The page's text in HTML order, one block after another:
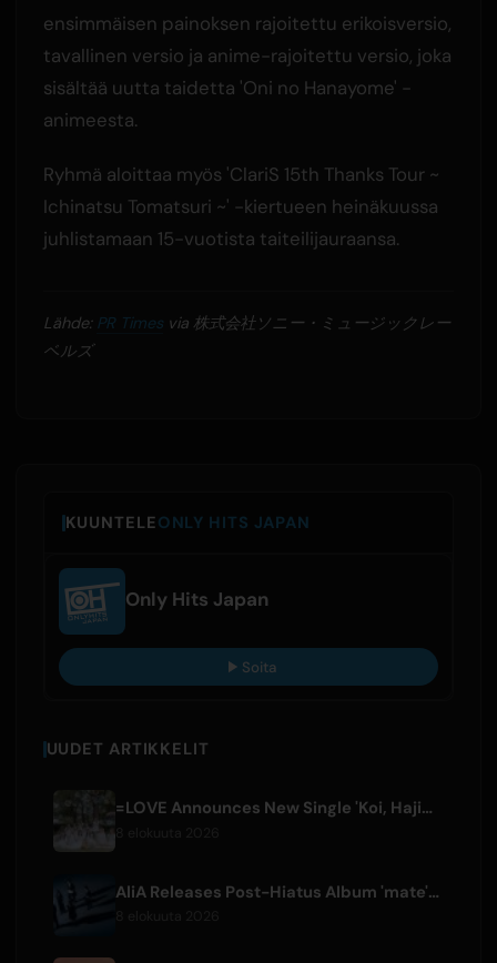
ensimmäisen painoksen rajoitettu erikoisversio,
tavallinen versio ja anime-rajoitettu versio, joka
sisältää uutta taidetta 'Oni no Hanayome' -
animeesta.
Ryhmä aloittaa myös 'ClariS 15th Thanks Tour ~
Ichinatsu Tomatsuri ~' -kiertueen heinäkuussa
juhlistamaan 15-vuotista taiteilijauraansa.
Lähde: PR Timesvia 株式会社ソニー・ミュージックレー
ベルズ
KUUNTELEONLY HITS JAPAN
Only Hits Japan
Soita
UUDET ARTIKKELIT
=LOVE Announces New Single 'Koi, Hajimemashita.' and Tokyo Dome Concerts
AliA Releases Post-Hiatus Album 'mate', Announces Tokyo Live